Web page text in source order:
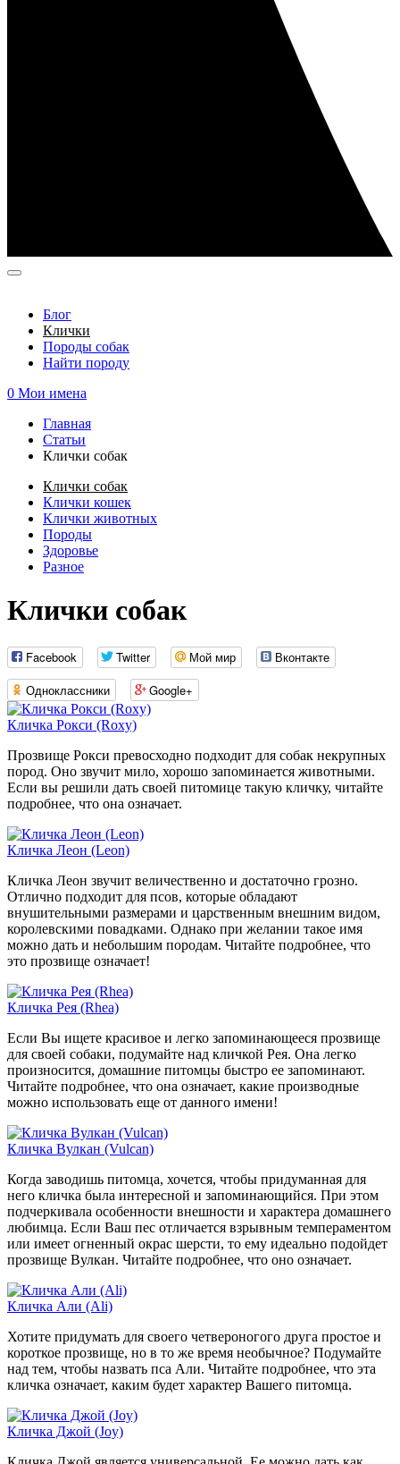
Блог
Клички
Породы собак
Найти породу
0 Мои имена
Вы здесь
Главная
Статьи
Клички собак
Клички собак
Клички кошек
Клички животных
Породы
Здоровье
Разное
Клички собак
Facebook Twitter Мой мир
Вконтакте
Одноклассники
Google+
Кличка Рокси (Roxy)
Прозвище Рокси превосходно подходит для собак некрупных
пород. Оно звучит мило, хорошо запоминается животными.
Если вы решили дать своей питомице такую кличку, читайте
подробнее, что она означает.
Кличка Леон (Leon)
Кличка Леон звучит величественно и достаточно грозно.
Отлично подходит для псов, которые обладают
внушительными размерами и царственным внешним видом,
королевскими повадками. Однако при желании такое имя
можно дать и небольшим породам. Читайте подробнее, что
это прозвище означает!
Кличка Рея (Rhea)
Если Вы ищете красивое и легко запоминающееся прозвище
для своей собаки, подумайте над кличкой Рея. Она легко
произносится, домашние питомцы быстро ее запоминают.
Читайте подробнее, что она означает, какие производные
можно использовать еще от данного имени!
Кличка Вулкан (Vulcan)
Когда заводишь питомца, хочется, чтобы придуманная для
него кличка была интересной и запоминающийся. При этом
подчеркивала особенности внешности и характера домашнего
любимца. Если Ваш пес отличается взрывным темпераментом
или имеет огненный окрас шерсти, то ему идеально подойдет
прозвище Вулкан. Читайте подробнее, что оно означает.
Кличка Али (Ali)
Хотите придумать для своего четвероногого друга простое и
короткое прозвище, но в то же время необычное? Подумайте
над тем, чтобы назвать пса Али. Читайте подробнее, что эта
кличка означает, каким будет характер Вашего питомца.
Кличка Джой (Joy)